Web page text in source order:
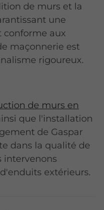
de murs et la
une
conforme aux
maçonnerie est
rigoureux.
de murs en
que l'installation
de Gaspar
dans la qualité de
intervenons
extérieurs.